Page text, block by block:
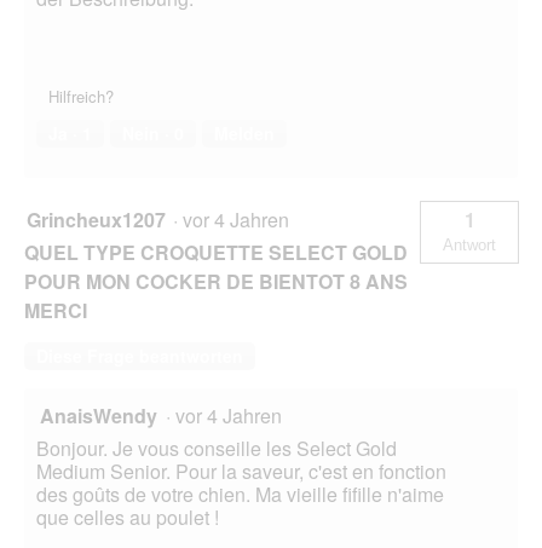
Hilfreich?
Grincheux1207 · vor 4 Jahren
QUEL TYPE CROQUETTE SELECT GOLD
POUR MON COCKER DE BIENTOT 8 ANS
MERCI
1
Antwort
AnaisWendy · vor 4 Jahren
Bonjour. Je vous conseille les Select Gold
Medium Senior. Pour la saveur, c'est en fonction
des goûts de votre chien. Ma vieille fifille n'aime
que celles au poulet !